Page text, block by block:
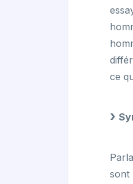
ce
sont